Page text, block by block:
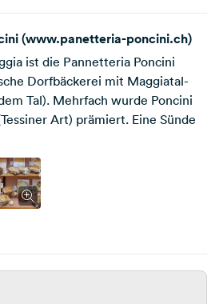
(www.panetteria-poncini.ch)
ist die Pannetteria Poncini
Dorfbäckerei mit Maggiatal-
Tal). Mehrfach wurde Poncini
Art) prämiert. Eine Sünde